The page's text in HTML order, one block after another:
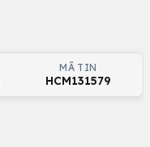
MÃ TIN
HCM131579